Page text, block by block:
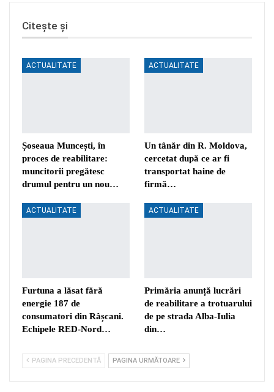
Citește și
ACTUALITATE
Șoseaua Muncești, în
proces de reabilitare:
muncitorii pregătesc
drumul pentru un nou…
ACTUALITATE
Un tânăr din R. Moldova,
cercetat după ce ar fi
transportat haine de
firmă…
ACTUALITATE
Furtuna a lăsat fără
energie 187 de
consumatori din Râșcani.
Echipele RED-Nord…
ACTUALITATE
Primăria anunță lucrări
de reabilitare a trotuarului
de pe strada Alba-Iulia
din…
PAGINA PRECEDENTĂ PAGINA URMĂTOARE